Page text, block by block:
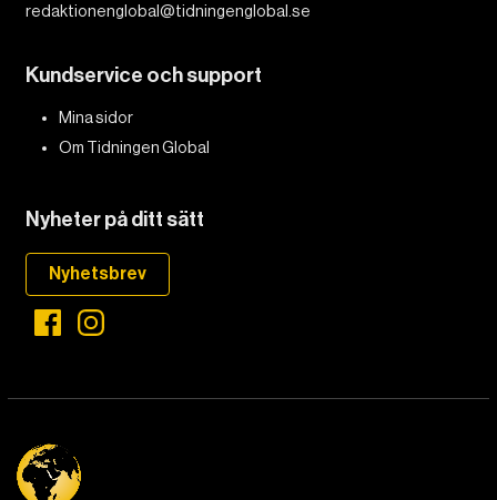
redaktionenglobal@tidningenglobal.se
Kundservice och support
Mina sidor
Om Tidningen Global
Nyheter på ditt sätt
Nyhetsbrev